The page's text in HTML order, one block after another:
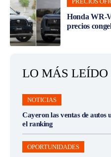
Honda WR-
precios
LO MÁS LEÍDO
NOTICIAS
Cayeron las ventas de autos
el ranking
OPORTUNIDADES